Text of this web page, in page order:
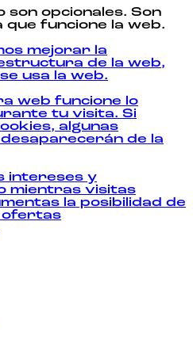
son opcionales. Son
funcione la web.
mejorar la
de la web,
usa la web.
web funcione lo
tu visita. Si
algunas
de la
intereses y
mientras visitas
la posibilidad de
ofertas